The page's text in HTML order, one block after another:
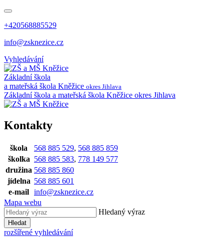
+420568885529
info@zsknezice.cz
Vyhledávání
Základní škola
a mateřská škola Kněžice okres Jihlava
Základní škola a mateřská škola Kněžice okres Jihlava
Kontakty
škola 568 885 529, 568 885 859
školka 568 885 583, 778 149 577
družina 568 885 860
jídelna 568 885 601
e-mail info@zsknezice.cz
Mapa webu
Hledaný výraz
Hledat
rozšířené vyhledávání